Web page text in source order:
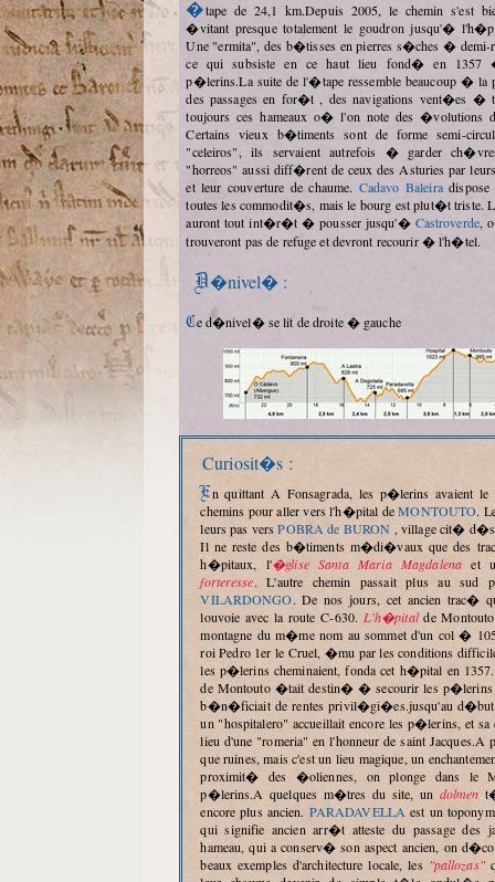
�tape de 24,1 km.Depuis 2005, le chemin s'est bien am�lior� en
�vitant presque totalement le goudron jusqu'�
Une "ermita", des b�tisses en pierres s�ches �
ce qui subsiste en ce haut lieu fond� en 1357
p�lerins.La suite de l'�tape ressemble beaucoup �
des passages en for�t , des navigations vent�es �
toujours ces hameaux o� l'on note des �volutions
Certains vieux b�timents sont de forme semi-
"celeiros", ils servaient autrefois � garder
"horreos" aussi diff�rent de ceux des Asturies par
et leur couverture de chaume. Cadavo Baleira
toutes les commodit�s, mais le bourg est plut�t triste.
auront tout int�r�t � pousser jusqu'� Castroverde,
trouveront pas de refuge et devront recourir � l'h�tel.
D�nivel� :
Ce d�nivel� se lit de droite � gauche
Curiosit�s :
En quittant A Fonsagrada, les p�lerins avaient le choix entre deux
chemins pour aller vers l'h�pital deMONTOUTO.
leurs pas versPOBRA de BURON , village cit�
Il ne reste des b�timents m�di�vaux que des
h�pitaux, l'�glise Santa Maria Magdalena et
forteresse. L'autre chemin passait plus au sud
VILARDONGO. De nos jours, cet ancien trac�
louvoie avec la route C-630. L'h�pitalde
montagne du m�me nom au sommet d'un col �
roi Pedro 1er le Cruel, �mu par les conditions
les p�lerins cheminaient, fonda cet h�pital en
de Montouto �tait destin� � secourir les p�lerins
b�n�ficiait de rentes privil�gi�es.jusqu'au
un "hospitalero" accueillait encore les p�lerins, et
lieu d'une "romeria" en l'honneur de saint Jacques.A
que ruines, mais c'est un lieu magique, un
proximit� des �oliennes, on plonge dans le
p�lerins.A quelques m�tres du site, un dolmen
encore plus ancien. PARADAVELLA est un
qui signifie ancien arr�t atteste du passage des
hameau, qui a conserv� son aspect ancien, on
beaux exemples d'architecture locale, les "pallozas"